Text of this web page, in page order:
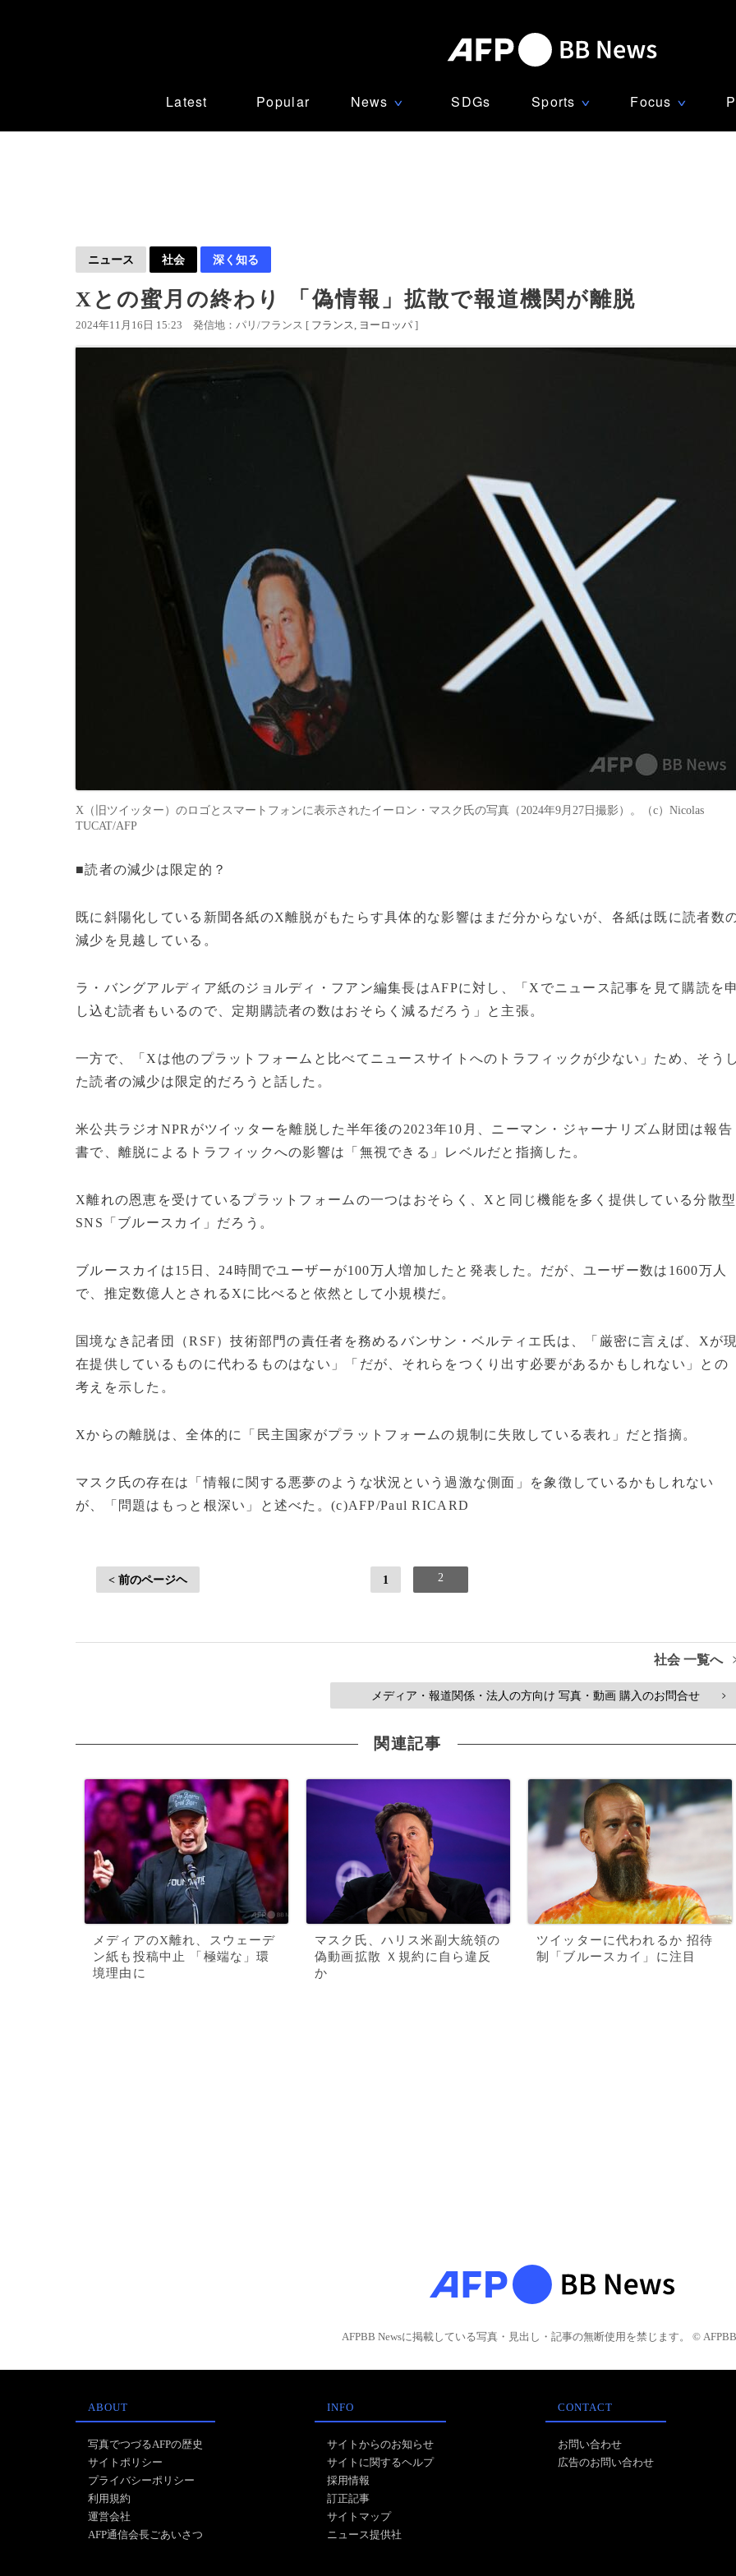
Latest Popular News ∨ SDGs Sports ∨ Focus ∨
ニュース 社会 深く知る
Xとの蜜月の終わり 「偽情報」拡散で報道機関が離脱
2024年11月16日 15:23 発信地：パリ/フランス [ フランス ヨーロッパ ]
X（旧ツイッター）のロゴとスマートフォンに表示されたイーロン・マスク氏の写真（2024年9月27日撮影）。（c）Nicolas
TUCAT/AFP
■読者の減少は限定的？
既に斜陽化している新聞各紙のX離脱がもたらす具体的な影響はまだ分からないが、各紙は既に読者数
減少を見越している。
ラ・バングアルディア紙のジョルディ・フアン編集長はAFPに対し、「Xでニュース記事を見て購読を
し込む読者もいるので、定期購読者の数はおそらく減るだろう」と主張。
一方で、「Xは他のプラットフォームと比べてニュースサイトへのトラフィックが少ない」ため、そう
た読者の減少は限定的だろうと話した。
米公共ラジオNPRがツイッターを離脱した半年後の2023年10月、ニーマン・ジャーナリズム財団は報告
書で、離脱によるトラフィックへの影響は「無視できる」レベルだと指摘した。
X離れの恩恵を受けているプラットフォームの一つはおそらく、Xと同じ機能を多く提供している分散型
SNS「ブルースカイ」だろう。
ブルースカイは15日、24時間でユーザーが100万人増加したと発表した。だが、ユーザー数は1600万人
で、推定数億人とされるXに比べると依然として小規模だ。
国境なき記者団（RSF）技術部門の責任者を務めるバンサン・ベルティエ氏は、「厳密に言えば、Xが
在提供しているものに代わるものはない」「だが、それらをつくり出す必要があるかもしれない」との
考えを示した。
Xからの離脱は、全体的に「民主国家がプラットフォームの規制に失敗している表れ」だと指摘。
マスク氏の存在は「情報に関する悪夢のような状況という過激な側面」を象徴しているかもしれない
が、「問題はもっと根深い」と述べた。(c)AFP/Paul RICARD
< 前のページヘ 1 2
社会 一覧へ
メディア・報道関係・法人の方向け 写真・動画 購入のお問合せ >
関連記事
メディアのX離れ、スウェーデ
ン紙も投稿中止 「極端な」環
境理由に
マスク氏、ハリス米副大統領の
偽動画拡散 Ｘ規約に自ら違反
か
ツイッターに代われるか 招待
制「ブルースカイ」に注目
AFPBB Newsに掲載している写真・見出し・記事の無断使用を禁じます。 © AFPBB
ABOUT
写真でつづるAFPの歴史
サイトポリシー
プライバシーポリシー
利用規約
運営会社
AFP通信会長ごあいさつ
INFO
サイトからのお知らせ
サイトに関するヘルプ
採用情報
訂正記事
サイトマップ
ニュース提供社
CONTACT
お問い合わせ
広告のお問い合わせ